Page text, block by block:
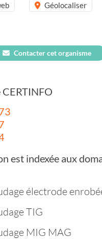
Géolocaliser
Contacter cet organisme
est indexée aux
électrode
TIG
MIG MAG